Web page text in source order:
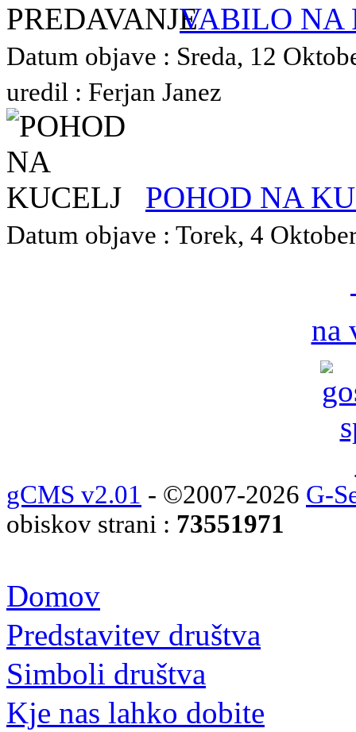
VABILO NA
Datum objave : Sreda, 12
uredil : Ferjan Janez
POHOD NA
Datum objave : Torek, 4
na
gCMS v2.01 - ©2007-2026 G-
obiskov strani : 73551971
Domov
Predstavitev društva
Simboli društva
Kje nas lahko dobite